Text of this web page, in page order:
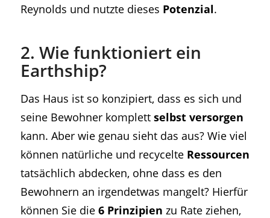
Reynolds und nutzte dieses Potenzial.
2. Wie funktioniert ein
Earthship?
Das Haus ist so konzipiert, dass es sich und
seine Bewohner komplett selbst versorgen
kann. Aber wie genau sieht das aus? Wie viel
können natürliche und recycelte Ressourcen
tatsächlich abdecken, ohne dass es den
Bewohnern an irgendetwas mangelt? Hierfür
können Sie die 6 Prinzipien zu Rate ziehen,